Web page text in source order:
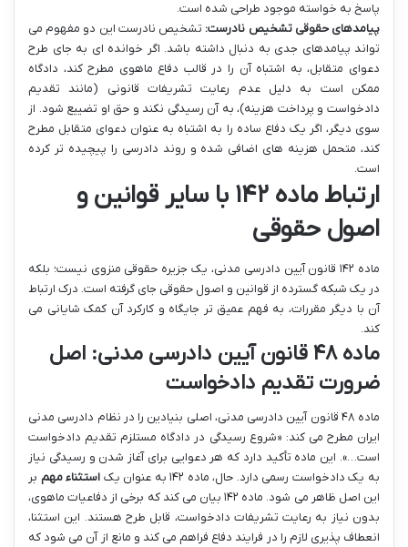
پاسخ به خواسته موجود طراحی شده است.
پیامدهای حقوقی تشخیص نادرست: تشخیص نادرست این دو مفهوم می
تواند پیامدهای جدی به دنبال داشته باشد. اگر خوانده ای به جای طرح
دعوای متقابل، به اشتباه آن را در قالب دفاع ماهوی مطرح کند، دادگاه
ممکن است به دلیل عدم رعایت تشریفات قانونی (مانند تقدیم
دادخواست و پرداخت هزینه)، به آن رسیدگی نکند و حق او تضییع شود. از
سوی دیگر، اگر یک دفاع ساده را به اشتباه به عنوان دعوای متقابل مطرح
کند، متحمل هزینه های اضافی شده و روند دادرسی را پیچیده تر کرده
است.
ارتباط ماده ۱۴۲ با سایر قوانین و
اصول حقوقی
ماده ۱۴۲ قانون آیین دادرسی مدنی، یک جزیره حقوقی منزوی نیست؛ بلکه
در یک شبکه گسترده از قوانین و اصول حقوقی جای گرفته است. درک ارتباط
آن با دیگر مقررات، به فهم عمیق تر جایگاه و کارکرد آن کمک شایانی می
کند.
ماده ۴۸ قانون آیین دادرسی مدنی: اصل
ضرورت تقدیم دادخواست
ماده ۴۸ قانون آیین دادرسی مدنی، اصلی بنیادین را در نظام دادرسی مدنی
ایران مطرح می کند: «شروع رسیدگی در دادگاه مستلزم تقدیم دادخواست
است…». این ماده تأکید دارد که هر دعوایی برای آغاز شدن و رسیدگی نیاز
به یک دادخواست رسمی دارد. حال، ماده ۱۴۲ به عنوان یک
استثناء مهم بر
این اصل ظاهر می شود. ماده ۱۴۲ بیان می کند که برخی از دفاعیات ماهوی،
بدون نیاز به رعایت تشریفات دادخواست، قابل طرح هستند. این استثنا،
انعطاف پذیری لازم را در فرایند دفاع فراهم می کند و مانع از آن می شود که